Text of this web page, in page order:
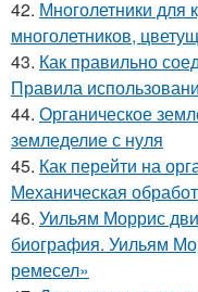
42. Многолетники для
многолетников,
43. Как правильно
Правила
44. Органическое
земледелие с нуля
45. Как перейти на
Механическая
46. Уильям Моррис
биография. Уильям
ремесел»